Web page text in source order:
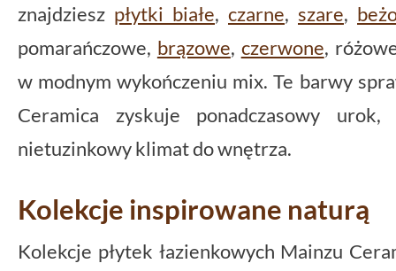
znajdziesz płytki białe, czarne, szare,
pomarańczowe, brązowe, czerwone,
w modnym wykończeniu mix. Te barwy
Ceramica zyskuje ponadczasowy
nietuzinkowy klimat do wnętrza.
Kolekcje inspirowane naturą
Kolekcje płytek łazienkowych Mainzu